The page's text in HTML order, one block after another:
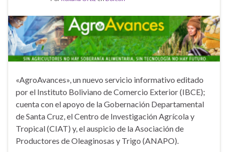
«AgroAvances», un nuevo servicio informativo editado
por el Instituto Boliviano de Comercio Exterior (IBCE);
cuenta con el apoyo de la Gobernación Departamental
de Santa Cruz, el Centro de Investigación Agrícola y
Tropical (CIAT) y, el auspicio de la Asociación de
Productores de Oleaginosas y Trigo (ANAPO).